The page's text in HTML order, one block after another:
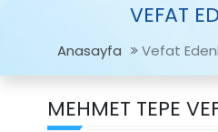
VEFAT
Anasayfa Vefat
MEHMET TEPE